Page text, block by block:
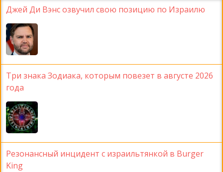
Джей Ди Вэнс озвучил свою позицию по Израилю
Три знака Зодиака, которым повезет в августе 2026
года
Резонансный инцидент с израильтянкой в Burger
King